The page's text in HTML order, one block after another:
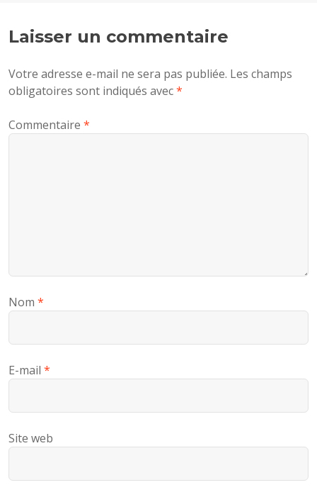
Laisser un commentaire
Votre adresse e-mail ne sera pas publiée. Les champs
obligatoires sont indiqués avec*
Commentaire *
Nom *
E-mail *
Site web